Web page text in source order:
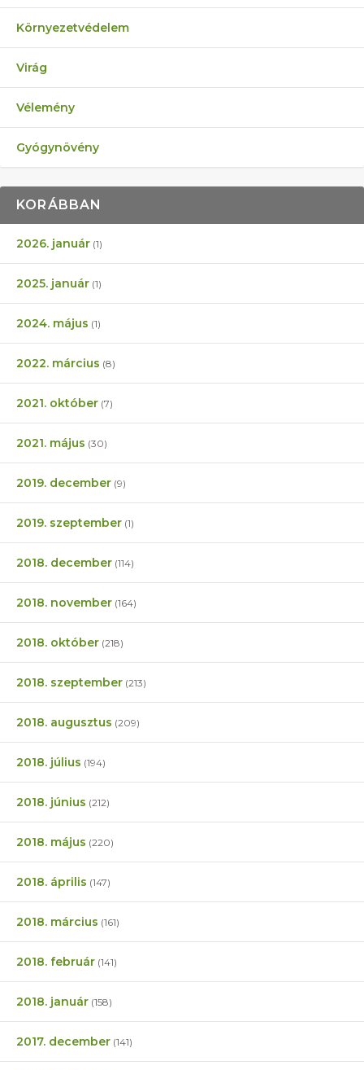
Környezetvédelem
Virág
Vélemény
Gyógynövény
KORÁBBAN
2026. január (1)
2025. január (1)
2024. május (1)
2022. március (8)
2021. október (7)
2021. május (30)
2019. december (9)
2019. szeptember (1)
2018. december (114)
2018. november (164)
2018. október (218)
2018. szeptember (213)
2018. augusztus (209)
2018. július (194)
2018. június (212)
2018. május (220)
2018. április (147)
2018. március (161)
2018. február (141)
2018. január (158)
2017. december (141)